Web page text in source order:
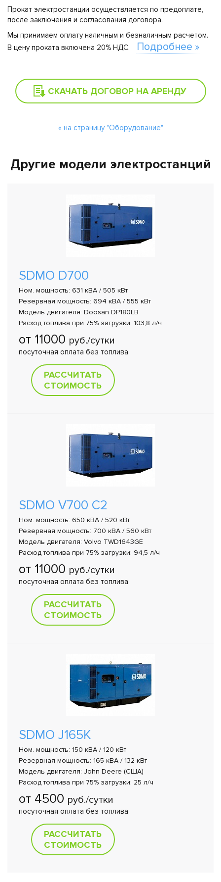
Прокат электростанции осуществляется по предоплате,
после заключения и согласования договора.
Мы принимаем оплату наличным и безналичным расчетом.
В цену проката включена 20% НДС.
Подробнее »
СКАЧАТЬ ДОГОВОР НА АРЕНДУ
« на страницу "Оборудование"
Другие модели электростанций
SDMO D700
Ном. мощность: 631 кВА / 505 кВт
Резервная мощность: 694 кВА / 555 кВт
Модель двигателя: Doosan DP180LB
Расход топлива при 75% загрузки: 103,8 л/ч
от 11000 руб./сутки
посуточная оплата без топлива
РАССЧИТАТЬ
СТОИМОСТЬ
SDMO V700 C2
Ном. мощность: 650 кВА / 520 кВт
Резервная мощность: 700 кВА / 560 кВт
Модель двигателя: Volvo TWD1643GE
Расход топлива при 75% загрузки: 94,5 л/ч
от 11000 руб./сутки
посуточная оплата без топлива
РАССЧИТАТЬ
СТОИМОСТЬ
SDMO J165K
Ном. мощность: 150 кВА / 120 кВт
Резервная мощность: 165 кВА / 132 кВт
Модель двигателя: John Deere (США)
Расход топлива при 75% загрузки: 25 л/ч
от 4500 руб./сутки
посуточная оплата без топлива
РАССЧИТАТЬ
СТОИМОСТЬ